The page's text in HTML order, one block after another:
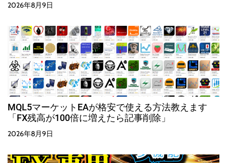
2026年8月9日
MQL5マーケットEAが格安で使える方法教えます
「FX残高が100倍に増えたら記事削除」
2026年8月9日